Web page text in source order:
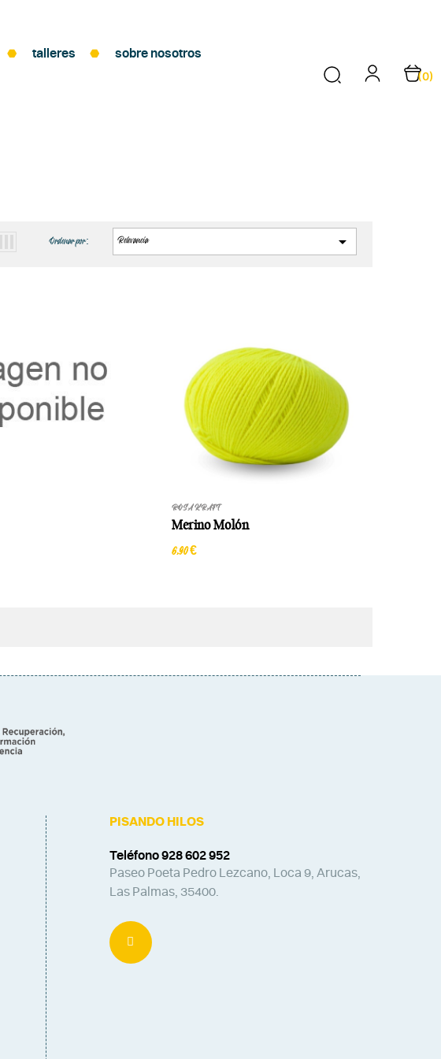
talleres sobre nosotros
(0)
Ordenar por: Relevancia 
ROSA KRAFT
Merino Molón
6,90 €
PISANDO HILOS
Teléfono 928 602 952
Paseo Poeta Pedro Lezcano, Loca 9, Arucas,
Las Palmas, 35400.